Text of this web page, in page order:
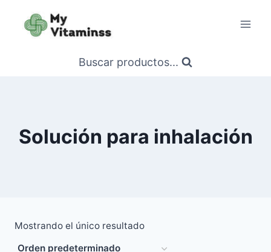
contenido
Buscar productos...
Solución para inhalación
Mostrando el único resultado